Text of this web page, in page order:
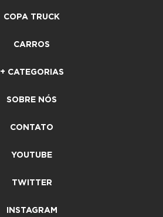
COPA TRUCK
CARROS
+ CATEGORIAS
SOBRE NÓS
CONTATO
YOUTUBE
TWITTER
INSTAGRAM